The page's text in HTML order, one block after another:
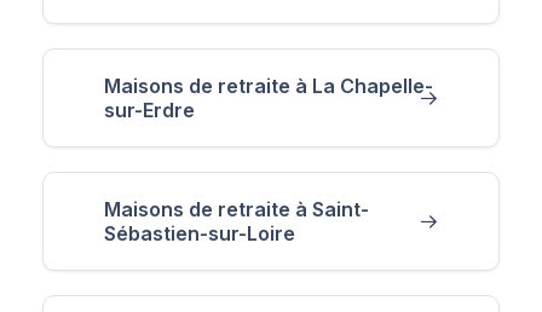
Maisons de retraite à La Chapelle-
sur-Erdre
Maisons de retraite à Saint-
Sébastien-sur-Loire